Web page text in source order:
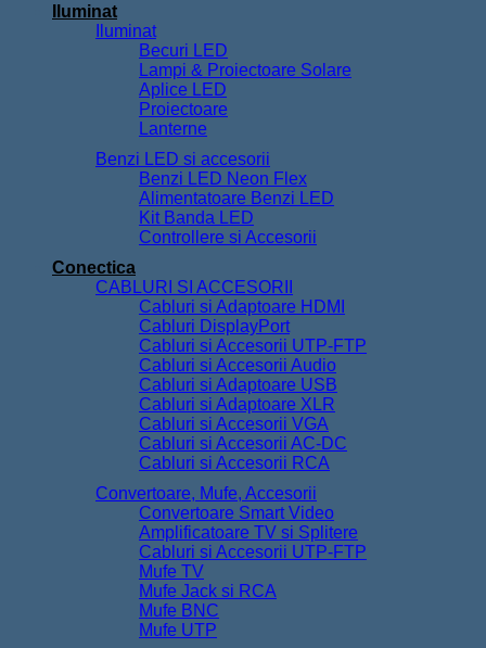
Iluminat
Iluminat
Becuri LED
Lampi & Proiectoare Solare
Aplice LED
Proiectoare
Lanterne
Benzi LED si accesorii
Benzi LED Neon Flex
Alimentatoare Benzi LED
Kit Banda LED
Controllere si Accesorii
Conectica
CABLURI SI ACCESORII
Cabluri si Adaptoare HDMI
Cabluri DisplayPort
Cabluri si Accesorii UTP-FTP
Cabluri si Accesorii Audio
Cabluri si Adaptoare USB
Cabluri si Adaptoare XLR
Cabluri si Accesorii VGA
Cabluri si Accesorii AC-DC
Cabluri si Accesorii RCA
Convertoare, Mufe, Accesorii
Convertoare Smart Video
Amplificatoare TV si Splitere
Cabluri si Accesorii UTP-FTP
Mufe TV
Mufe Jack si RCA
Mufe BNC
Mufe UTP